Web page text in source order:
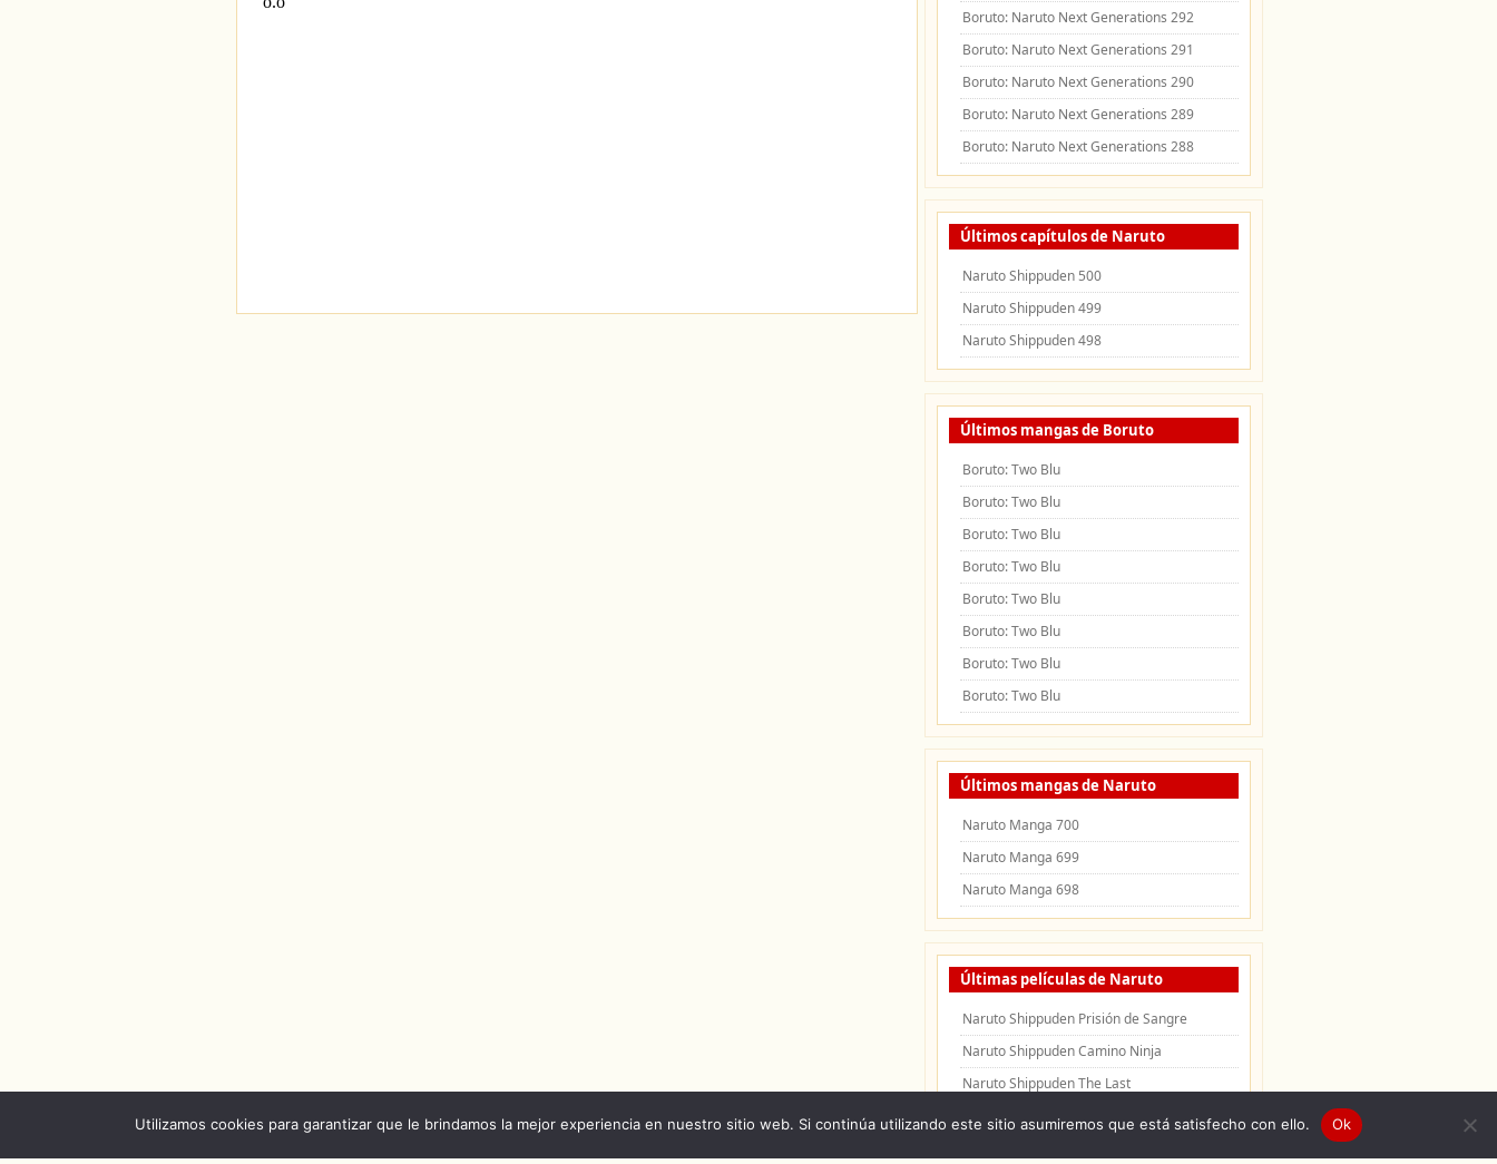
Boruto: Naruto Next Generations 292
Boruto: Naruto Next Generations 291
Boruto: Naruto Next Generations 290
Boruto: Naruto Next Generations 289
Boruto: Naruto Next Generations 288
Últimos capítulos de Naruto
Naruto Shippuden 500
Naruto Shippuden 499
Naruto Shippuden 498
Últimos mangas de Boruto
Boruto: Two Blu
Boruto: Two Blu
Boruto: Two Blu
Boruto: Two Blu
Boruto: Two Blu
Boruto: Two Blu
Boruto: Two Blu
Boruto: Two Blu
Últimos mangas de Naruto
Naruto Manga 700
Naruto Manga 699
Naruto Manga 698
Últimas películas de Naruto
Naruto Shippuden Prisión de Sangre
Naruto Shippuden Camino Ninja
Naruto Shippuden The Last
Utilizamos cookies para garantizar que le brindamos la mejor experiencia en nuestro sitio web. Si continúa utilizando este sitio asumiremos que está satisfecho con ello. Ok